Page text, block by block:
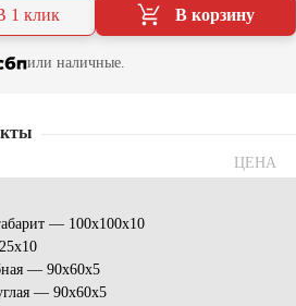
В корзину
1 клик
или наличные.
ЦЕНА
— 100х100х10
— 90х60х5
— 90х60х5